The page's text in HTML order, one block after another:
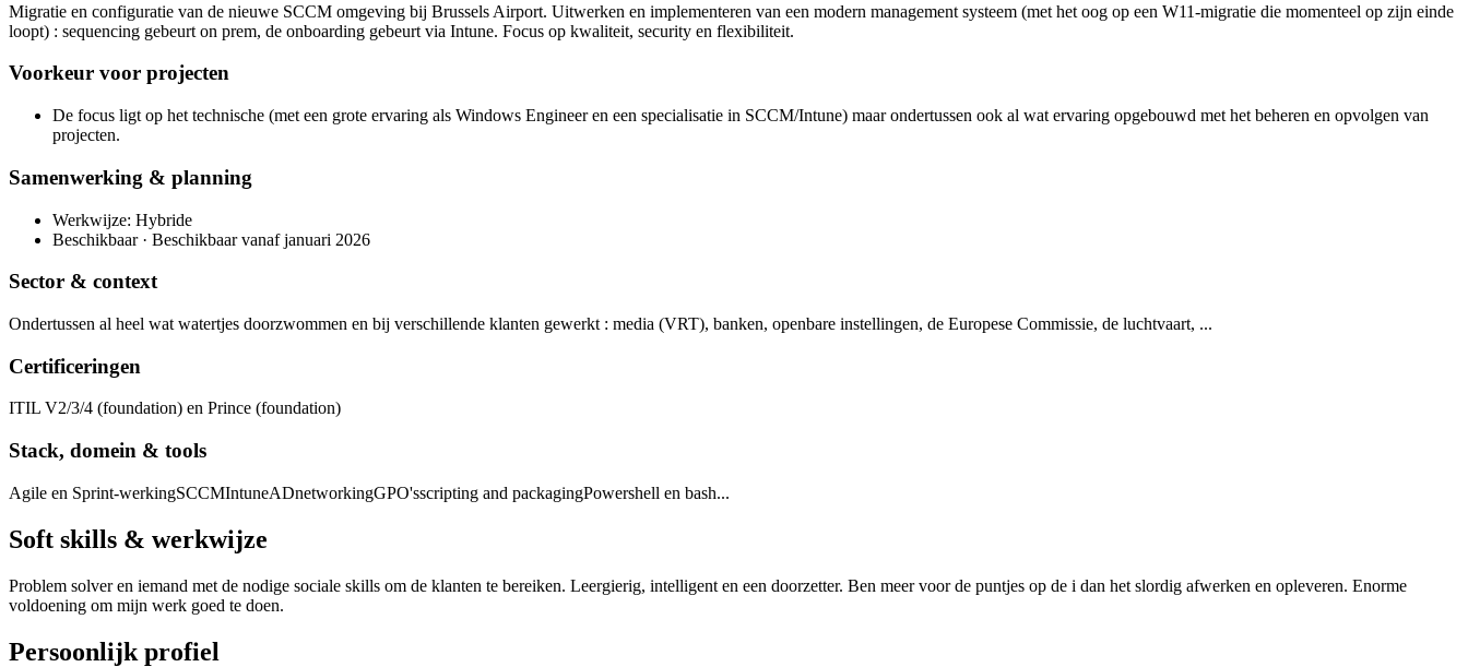
Migratie en configuratie van de nieuwe SCCM omgeving bij Brussels Airport. Uitwerken en implementeren van een modern management systeem (met het oog op een W11-migratie die momenteel op zijn einde
loopt) : sequencing gebeurt on prem, de onboarding gebeurt via Intune. Focus op kwaliteit, security en flexibiliteit.
Voorkeur voor projecten
De focus ligt op het technische (met een grote ervaring als Windows Engineer en een specialisatie in SCCM/Intune) maar ondertussen ook al wat ervaring opgebouwd met het beheren en opvolgen van
projecten.
Samenwerking & planning
Werkwijze: Hybride
Beschikbaar · Beschikbaar vanaf januari 2026
Sector & context
Ondertussen al heel wat watertjes doorzwommen en bij verschillende klanten gewerkt : media (VRT), banken, openbare instellingen, de Europese Commissie, de luchtvaart, ...
Certificeringen
ITIL V2/3/4 (foundation) en Prince (foundation)
Stack, domein & tools
Agile en Sprint-werkingSCCMIntuneADnetworkingGPO'sscripting and packagingPowershell en bash...
Soft skills & werkwijze
Problem solver en iemand met de nodige sociale skills om de klanten te bereiken. Leergierig, intelligent en een doorzetter. Ben meer voor de puntjes op de i dan het slordig afwerken en opleveren. Enorme
voldoening om mijn werk goed te doen.
Persoonlijk profiel